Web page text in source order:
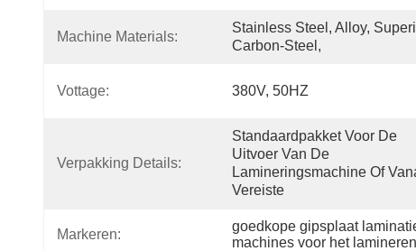
Machine Materials:
Stainless Steel, Alloy,
Carbon-Steel,
Vottage: 380V, 50HZ
Verpakking Details:
Standaardpakket Voor De
Uitvoer Van De
Lamineringsmachine Of
Vereiste
Markeren:
goedkope gipsplaat
machines voor het